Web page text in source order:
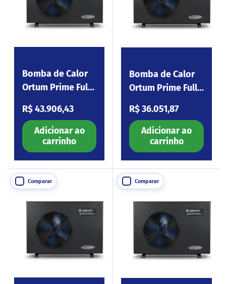
Bomba de Calor
Ortum Prime Full
Preço normal
R$ 43.906,43
Adicionar ao
carrinho
Bomba de Calor
Ortum Prime Full
Preço normal
R$ 36.051,87
Adicionar ao
carrinho
Comparar Comparar